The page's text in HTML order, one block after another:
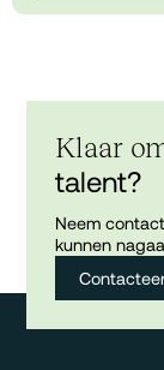
Klaar
talent?
Neem
kunnen